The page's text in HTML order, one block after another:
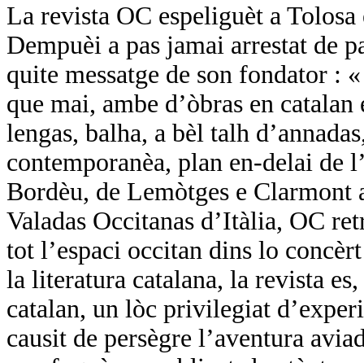
La revista OC espeliguèt a
Dempuèi a pas jamai arrestat de
quite messatge de son fondator :
que mai, ambe d’òbras en
lengas, balha, a bèl talh
contemporanèa, plan en-delai de
Bordèu, de Lemòtges e Clarmont
Valadas Occitanas d’Itàlia, OC
tot l’espaci occitan dins lo
la literatura catalana, la revista
catalan, un lòc privilegiat
causit de persègre l’aventura